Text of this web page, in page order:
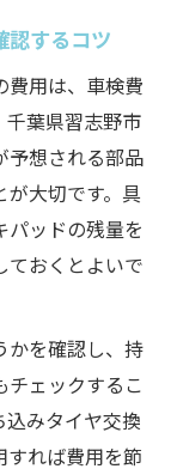
認するコツ
費用は、車検費
千葉県習志野市
予想される部品
大切です。具
パッドの残量を
ておくとよいで
かを確認し、持
チェックするこ
込みタイヤ交換
すれば費用を節